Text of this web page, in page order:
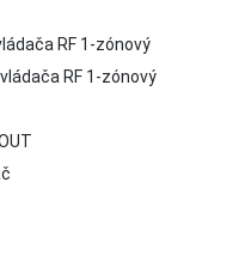
RF 1-zónový
RF 1-zónový